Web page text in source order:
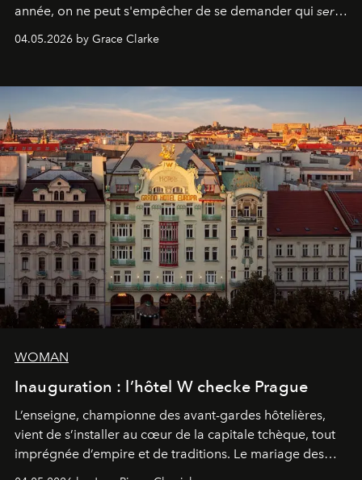
année, on ne peut s'empêcher de se demander qui sera
04.05.2026 by Grace Clarke
WOMAN
Inauguration : l’hôtel W checke Prague
L’enseigne, championne des avant-gardes hôtelières,
vient de s’installer au cœur de la capitale tchèque, tout
imprégnée d’empire et de traditions. Le mariage des